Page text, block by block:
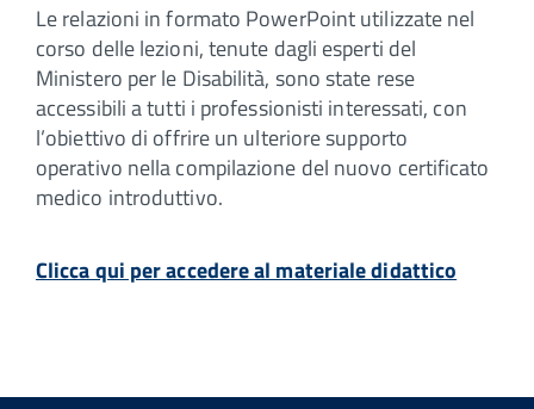
Le relazioni in formato PowerPoint utilizzate nel
corso delle lezioni, tenute dagli esperti del
Ministero per le Disabilità, sono state rese
accessibili a tutti i professionisti interessati, con
l’obiettivo di offrire un ulteriore supporto
operativo nella compilazione del nuovo certificato
medico introduttivo.
Clicca qui per accedere al materiale didattico